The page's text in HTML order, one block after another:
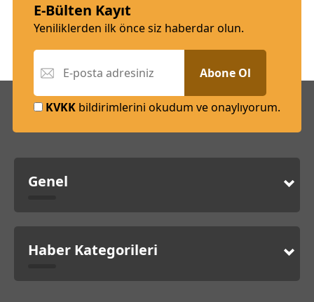
E-Bülten Kayıt
Yeniliklerden ilk önce siz haberdar olun.
Abone Ol
KVKK bildirimlerini okudum ve onaylıyorum.
Genel
Haber Kategorileri